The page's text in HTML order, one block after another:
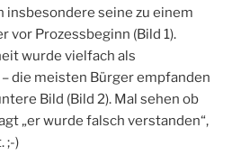
seine zu einem
vor Prozessbeginn (Bild 1).
wurde vielfach als
die meisten Bürger empfanden
Bild (Bild 2). Mal sehen ob
„er wurde falsch verstanden“,
;-)